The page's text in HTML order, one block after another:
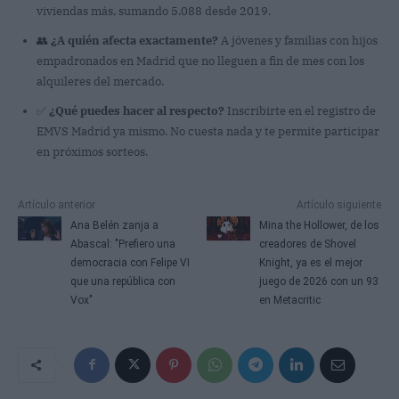
viviendas más, sumando 5.088 desde 2019.
👥 ¿A quién afecta exactamente? A jóvenes y familias con hijos
empadronados en Madrid que no lleguen a fin de mes con los
alquileres del mercado.
¿Qué puedes hacer al respecto? Inscribirte en el registro de
EMVS Madrid ya mismo. No cuesta nada y te permite participar
en próximos sorteos.
Artículo anterior
Ana Belén zanja a
Abascal: "Prefiero una
democracia con Felipe VI
que una república con
Vox"
Artículo siguiente
Mina the Hollower, de los
creadores de Shovel
Knight, ya es el mejor
juego de 2026 con un 93
en Metacritic